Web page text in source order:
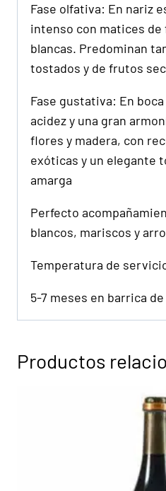
Fase olfativa: En nariz
intenso con matices
blancas. Predominan
tostados y de frutos
Fase gustativa: En
acidez y una gran
flores y madera, con
exóticas y un elegante
amarga
Perfecto
blancos, mariscos y
Temperatura de
5-7 meses en barrica
Productos